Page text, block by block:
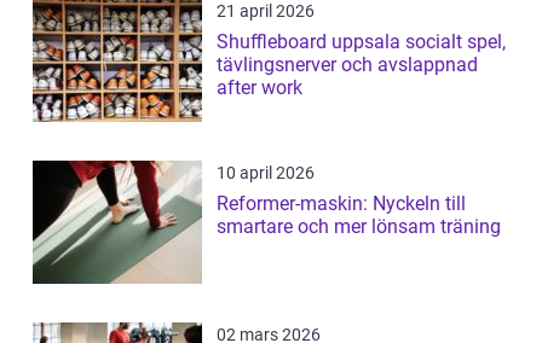
21 april 2026
Shuffleboard uppsala socialt spel,
tävlingsnerver och avslappnad
after work
10 april 2026
Reformer-maskin: Nyckeln till
smartare och mer lönsam träning
02 mars 2026